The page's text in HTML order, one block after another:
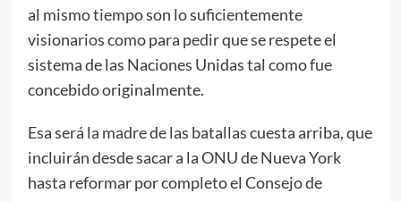
al mismo tiempo son lo suficientemente
visionarios como para pedir que se respete el
sistema de las Naciones Unidas tal como fue
concebido originalmente.
Esa será la madre de las batallas cuesta arriba, que
incluirán desde sacar a la ONU de Nueva York
hasta reformar por completo el Consejo de